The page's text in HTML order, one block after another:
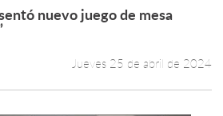
Leer más +
nuevo juego de mesa
Jueves 25 de abril de 2024